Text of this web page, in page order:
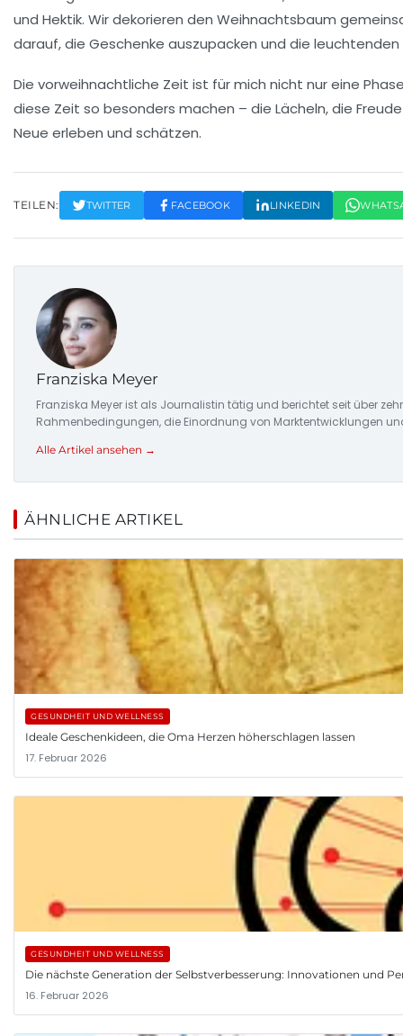
und Hektik. Wir dekorieren den Weihnachtsbaum
darauf, die Geschenke auszupacken und die leuchtenden
Die vorweihnachtliche Zeit ist für mich nicht nur eine
diese Zeit so besonders machen – die Lächeln, die
Neue erleben und schätzen.
TEILEN: TWITTER FACEBOOK LINKEDIN
Franziska Meyer
Franziska Meyer ist als Journalistin tätig und berichtet seit über
Rahmenbedingungen, die Einordnung von Marktentwicklungen
Alle Artikel ansehen →
ÄHNLICHE ARTIKEL
GESUNDHEIT UND WELLNESS
Ideale Geschenkideen, die Oma Herzen höherschlagen lassen
17. Februar 2026
GESUNDHEIT UND WELLNESS
Die nächste Generation der Selbstverbesserung: Innovationen und
16. Februar 2026